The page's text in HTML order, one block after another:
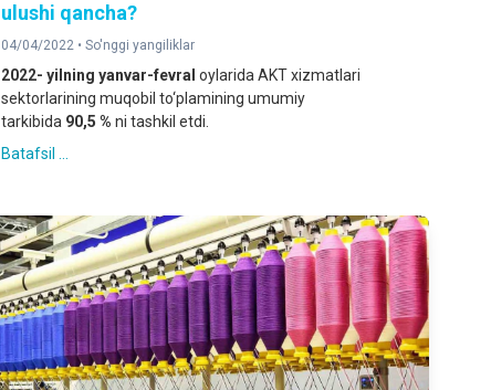
ulushi qancha?
04/04/2022 •So'nggi yangiliklar
2022- yilning yanvar-fevraloylarida AKT xizmatlari
sektorlarining muqobil to‘plamining umumiy
tarkibida 90,5 %ni tashkil etdi.
Batafsil ...